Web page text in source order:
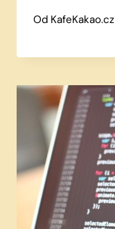
Od KafeKakao.cz